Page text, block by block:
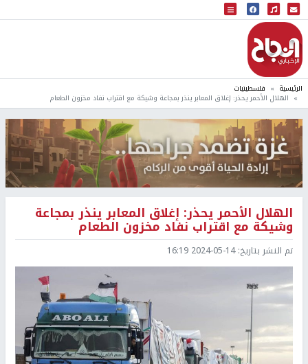
البث المباشر
إذاعة النجاح
الرئيسية فلسطينيات
الهلال الأحمر يحذر: إغلاق المعابر ينذر بمجاعة وشيكة مع اقتراب نفاد مخزون الطعام
الهلال الأحمر يحذر: إغلاق المعابر ينذر بمجاعة
وشيكة مع اقتراب نفاد مخزون الطعام
تم النشر بتاريخ:2024-05-14 16:19